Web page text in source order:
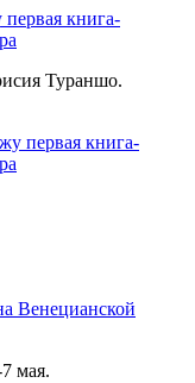
книга-
Тураншо.
Венецианской
мая.